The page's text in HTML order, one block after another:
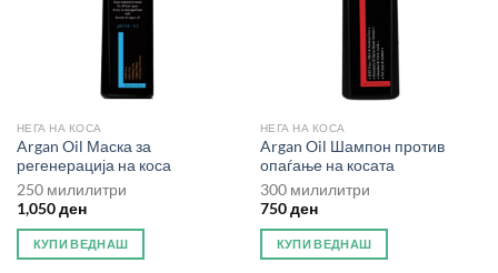
НЕГА НА КОСА
Argan Oil Маска за
регенерација на коса
250 милилитри
1,050ден
КУПИ ВЕДНАШ
НЕГА НА КОСА
Argan Oil Шампон против
опаѓање на косата
300 милилитри
750ден
КУПИ ВЕДНАШ